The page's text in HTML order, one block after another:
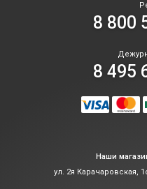
8 800
8 495
Наши
ул. 2я Карачаровская,